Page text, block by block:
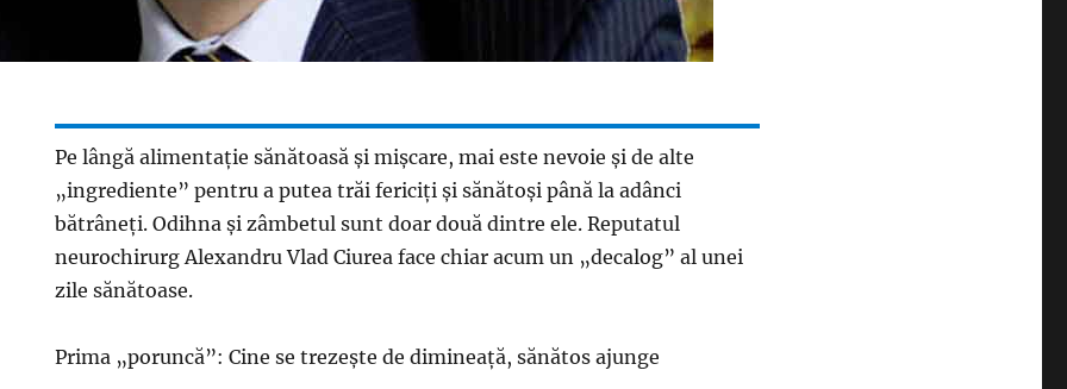
Pe lângă alimentaţie sănătoasă şi mişcare, mai este nevoie şi de alte
„ingrediente” pentru a putea trăi fericiţi şi sănătoşi până la adânci
bătrâneţi. Odihna şi zâmbetul sunt doar două dintre ele. Reputatul
neurochirurg Alexandru Vlad Ciurea face chiar acum un „decalog” al unei
zile sănătoase.
Prima „poruncă”: Cine se trezeşte de dimineaţă, sănătos ajunge